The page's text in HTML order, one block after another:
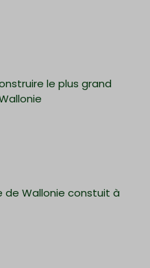
le plus grand
de Wallonie constuit à